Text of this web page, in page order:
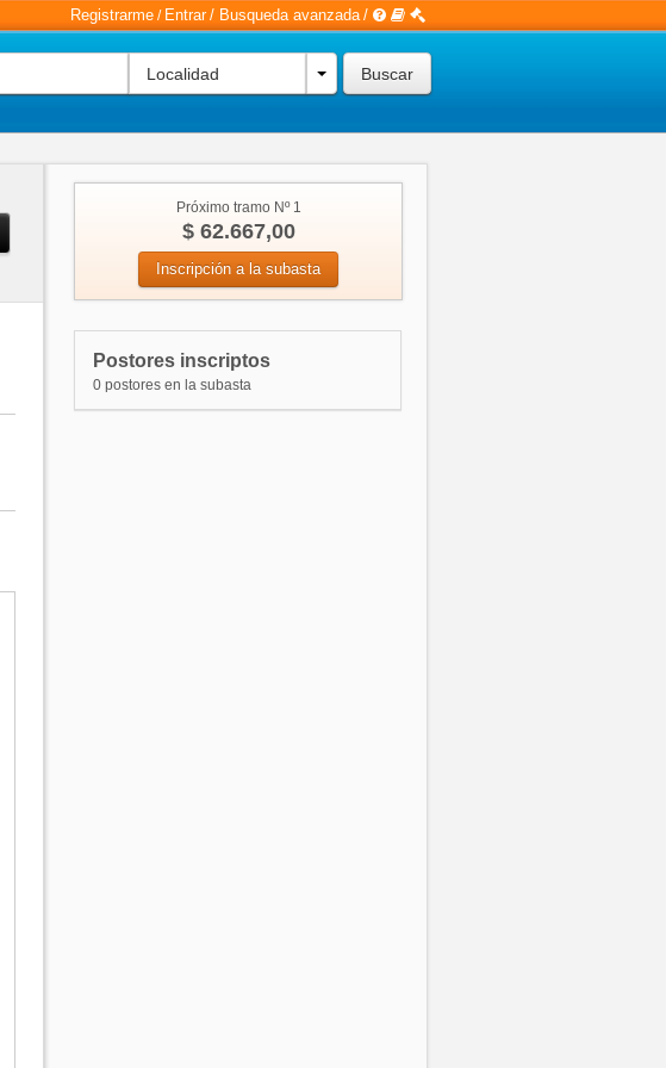
Registrarme / Entrar / Busqueda avanzada /
Localidad
Próximo tramo Nº 1
$ 62.667,00
Inscripción a la subasta
Postores inscriptos
0 postores en la subasta